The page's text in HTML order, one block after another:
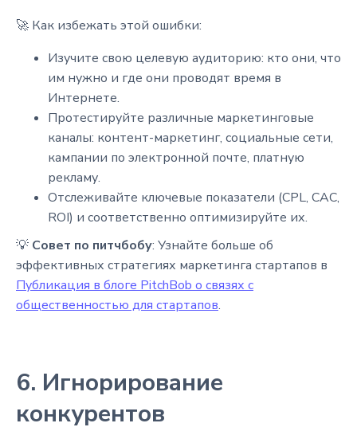
🚀 Как избежать этой ошибки:
Изучите свою целевую аудиторию: кто они, что
им нужно и где они проводят время в
Интернете.
Протестируйте различные маркетинговые
каналы: контент-маркетинг, социальные сети,
кампании по электронной почте, платную
рекламу.
Отслеживайте ключевые показатели (CPL, CAC,
ROI) и соответственно оптимизируйте их.
💡 Совет по питчбобу: Узнайте больше об
эффективных стратегиях маркетинга стартапов в
Публикация в блоге PitchBob о связях с
общественностью для стартапов.
6. Игнорирование
конкурентов